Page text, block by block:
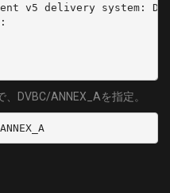
v5 delivery system:
、DVBC/ANNEX_Aを指定。